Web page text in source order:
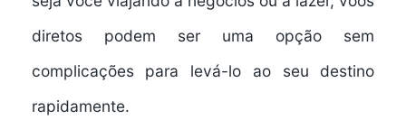
diretos podem ser uma opção sem
complicaçõespara levá-lo ao seu destino
rapidamente.